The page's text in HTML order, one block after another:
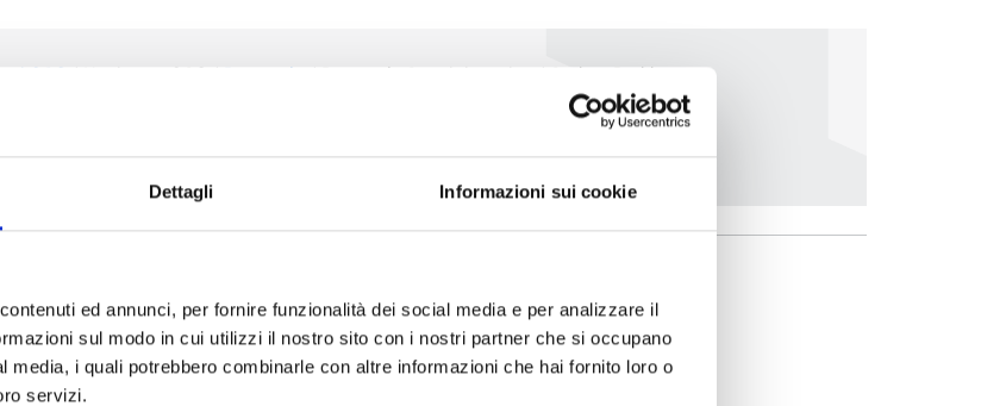
Dettagli Informazioni sui cookie
ed annunci, per fornire funzionalità dei social media e per analizzare il
sul modo in cui utilizzi il nostro sito con i nostri partner che si occupano
media, i quali potrebbero combinarle con altre informazioni che hai fornito loro o
servizi.
OAC L'universo OAC Personale Personale Amministrativo Andrea Puddu
Puddu
Telefono:
070 71180275
E-mail:
andrea.puddu@inaf.it